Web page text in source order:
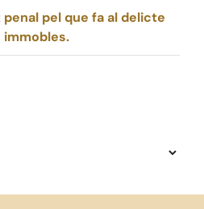
pel que fa al delicte
immobles.